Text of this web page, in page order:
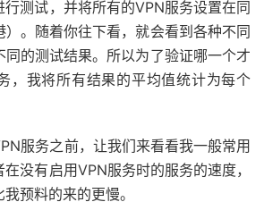
测试，并将所有的VPN服务设置在同
。随着你往下看，就会看到各种不同
的测试结果。所以为了验证哪一个才
，我将所有结果的平均值统计为每个
服务之前，让我们来看看我一般常用
没有启用VPN服务时的服务的速度，
预料的来的更慢。